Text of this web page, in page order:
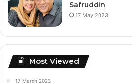
Safruddin
17 May 2023
Most Viewed
17 March 2023